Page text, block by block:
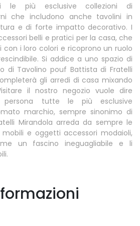
le più esclusive collezioni di
che includono anche tavolini in
e di forte impatto decorativo. I
belli e pratici per la casa, che
con i loro colori e ricoprono un ruolo
Si addice a uno spazio di
di Tavolino pouf Battista di Fratelli
gli arredi di casa mixando
il nostro negozio vuole dire
persona tutte le più esclusive
marchio, sempre sinonimo di
Mirandola arreda da sempre le
e oggetti accessori modaioli,
un fascino ineguagliabile e li